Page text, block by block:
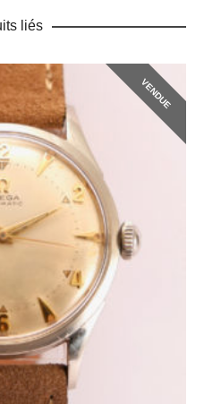
liés
VENDUE